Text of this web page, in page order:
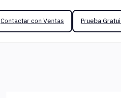
Contactar con Ventas Prueba